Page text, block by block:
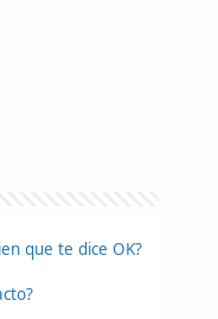
que te dice OK?